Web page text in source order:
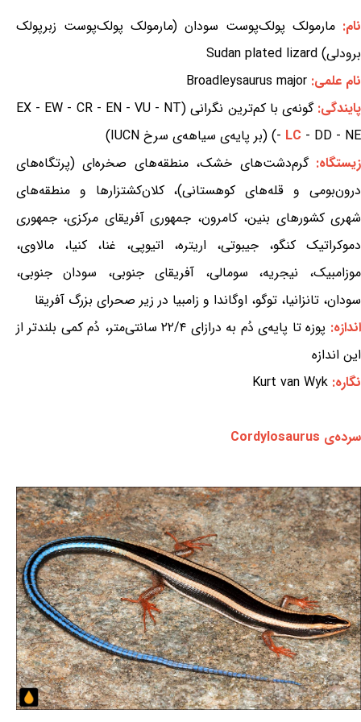
نام: مارمولک پولک‌پوست سودان (مارمولک پولک‌پوست زبرپولک
برودلی) Sudan plated lizard
نام علمی: Broadleysaurus major
پایندگی:
گونه‌ی با کم‌ترین نگرانی (EX - EW - CR - EN - VU - NT
- LC - DD - NE) (بر پایه‌ی سیاهه‌ی سرخ IUCN)
زیستگاه:گرم‌دشت‌های خشک، منطقه‌های صخره‌ای (پرتگاه‌های
درون‌بومی و قله‌های کوهستانی)، کلان‌کشتزارها و منطقه‌های
شهری کشورهای بنین، کامرون، جمهوری آفریقای مرکزی، جمهوری
دموکراتیک کنگو، جیبوتی، اریتره، اتیوپی، غنا، کنیا، مالاوی،
موزامبیک، نیجریه، سومالی، آفریقای جنوبی، سودان جنوبی،
سودان، تانزانیا، توگو، اوگاندا و زامبیا در زیر صحرای بزرگ آفریقا
اندازه:
پوزه تا پایه‌ی دُم به درازای ۲۲/۴ سانتی‌متر، دُم کمی بلندتر از
این اندازه
نگاره: Kurt van Wyk
سرده‌ی Cordylosaurus